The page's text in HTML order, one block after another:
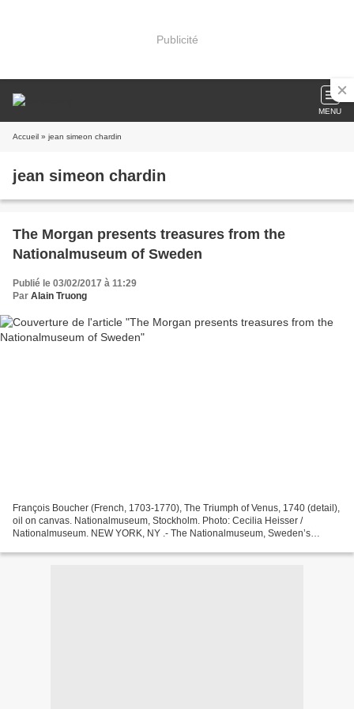
Publicité
MENU
Accueil » jean simeon chardin
jean simeon chardin
The Morgan presents treasures from the
Nationalmuseum of Sweden
Publié le 03/02/2017 à 11:29
Par Alain Truong
François Boucher (French, 1703-1770), The Triumph of Venus, 1740 (detail),
oil on canvas. Nationalmuseum, Stockholm. Photo: Cecilia Heisser /
Nationalmuseum. NEW YORK, NY .- The Nationalmuseum, Sweden’s